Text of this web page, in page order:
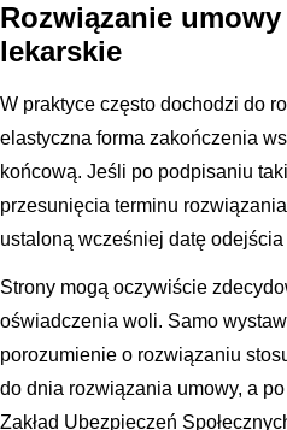
Rozwiązanie
lekarskie
W praktyce często dochodzi do
elastyczna forma zakończenia
końcową. Jeśli po podpisaniu
przesunięcia terminu
ustaloną wcześniej datę odejścia
Strony mogą oczywiście
oświadczenia woli. Samo
porozumienie o rozwiązaniu
do dnia rozwiązania umowy, a
Zakład Ubezpieczeń